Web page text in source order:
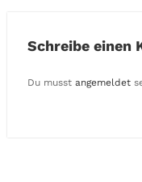
Schreibe einen
Du musst angemeldet